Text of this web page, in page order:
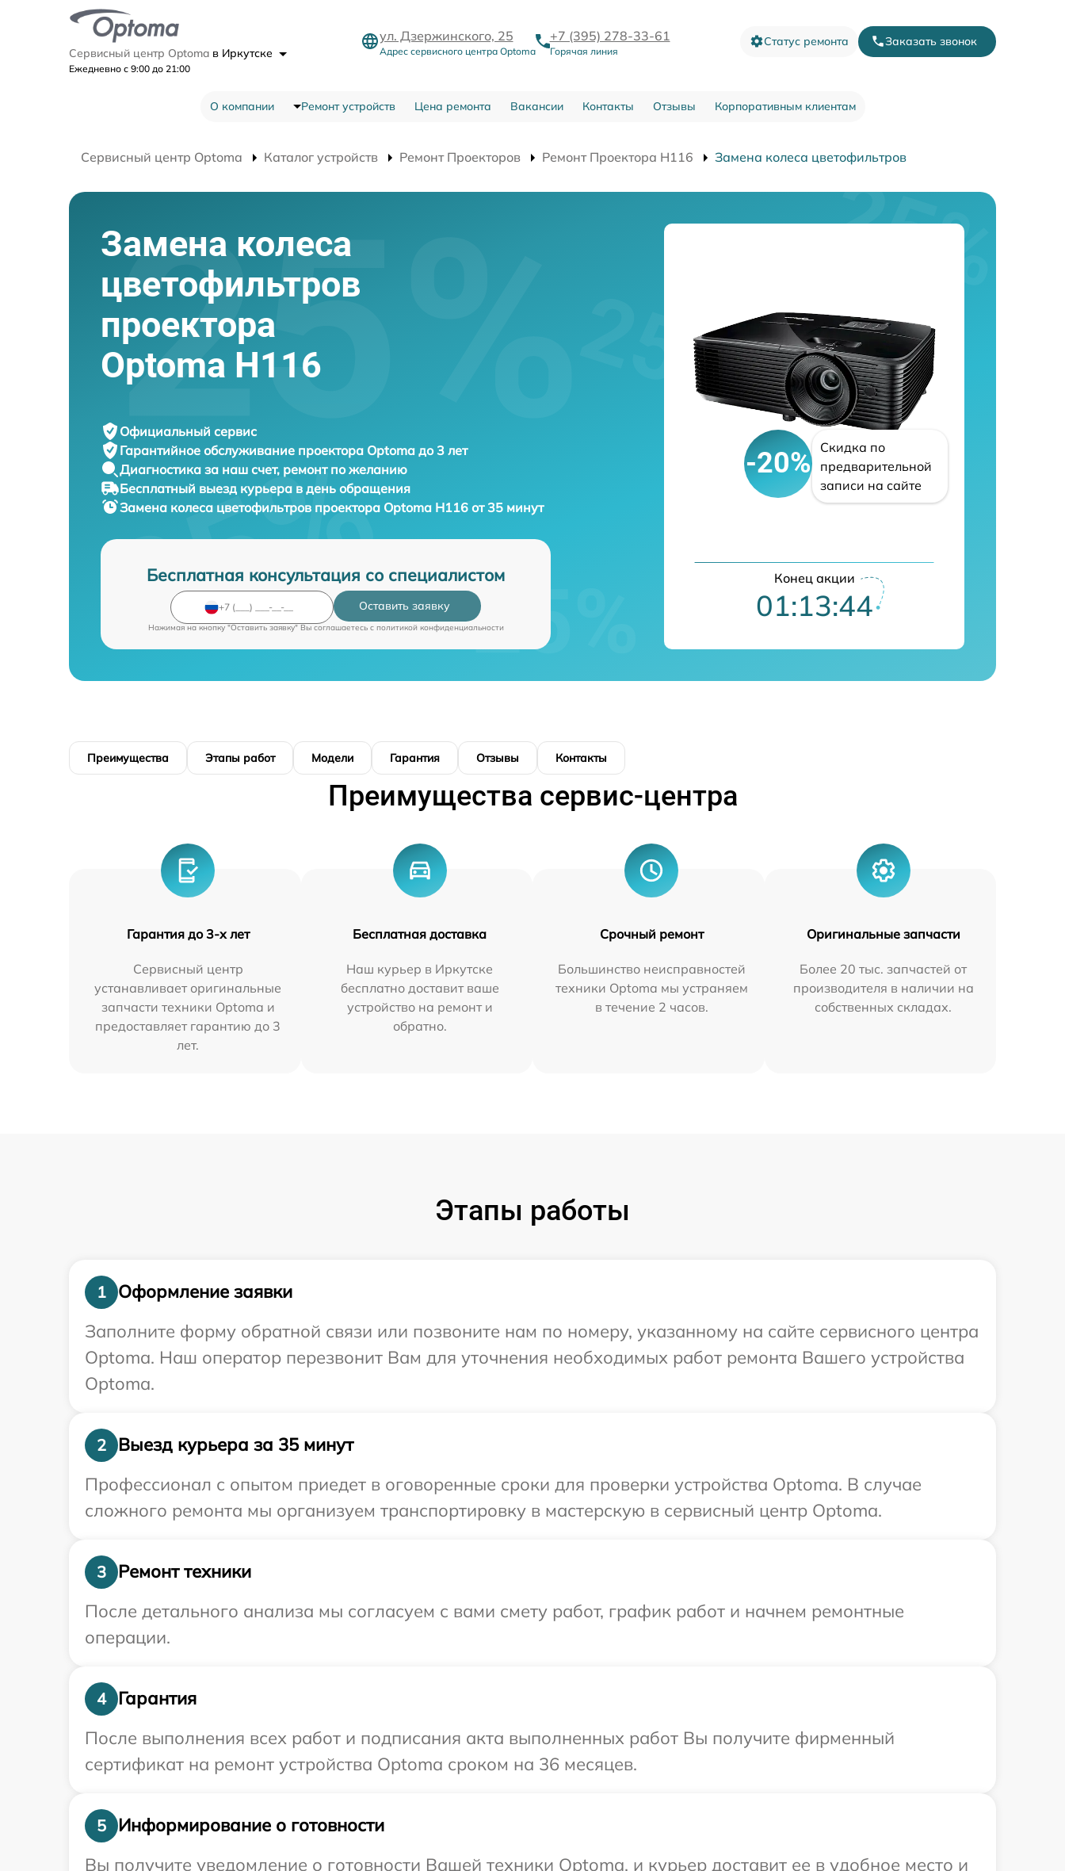
Сервисный центр Optoma в Иркутске
Ежедневно с 9:00 до 21:00
ул. Дзержинского, 25
Адрес сервисного центра Optoma
+7 (395) 278-33-61
Горячая линия
Статус ремонта Заказать звонок
О компании Ремонт устройств Цена ремонта Вакансии Контакты Отзывы Корпоративным клиентам
Сервисный центр Optoma Каталог устройств Ремонт Проекторов Ремонт Проектора H116 Замена колеса цветофильтров
Замена колеса
цветофильтров
проектора
Optoma H116
Официальный сервис
Гарантийное обслуживание проектора Optoma до 3 лет
Диагностика за наш счет, ремонт по желанию
Бесплатный выезд курьера в день обращения
Замена колеса цветофильтров проектора Optoma H116 от 35 минут
Бесплатная консультация со специалистом
Оставить заявку
Нажимая на кнопку "Оставить заявку" Вы соглашаетесь c политикой конфиденциальности
-20%
Скидка по
предварительной
записи на сайте
Конец акции
01:13:43
Преимущества Этапы работ Модели Гарантия Отзывы Контакты
Преимущества сервис-центра
Гарантия до 3-х лет
Сервисный центр
устанавливает оригинальные
запчасти техники Optoma и
предоставляет гарантию до 3
лет.
Бесплатная доставка
Наш курьер в Иркутске
бесплатно доставит ваше
устройство на ремонт и
обратно.
Срочный ремонт
Большинство неисправностей
техники Optoma мы устраняем
в течение 2 часов.
Оригинальные запчасти
Более 20 тыс. запчастей от
производителя в наличии на
собственных складах.
Этапы работы
1
Оформление заявки
Заполните форму обратной связи или позвоните нам по номеру, указанному на сайте сервисного центра
Optoma. Наш оператор перезвонит Вам для уточнения необходимых работ ремонта Вашего устройства
Optoma.
2
Выезд курьера за 35 минут
Профессионал с опытом приедет в оговоренные сроки для проверки устройства Optoma. В случае
сложного ремонта мы организуем транспортировку в мастерскую в сервисный центр Optoma.
3
Ремонт техники
После детального анализа мы согласуем с вами смету работ, график работ и начнем ремонтные
операции.
4
Гарантия
После выполнения всех работ и подписания акта выполненных работ Вы получите фирменный
сертификат на ремонт устройства Optoma сроком на 36 месяцев.
5
Информирование о готовности
Вы получите уведомление о готовности Вашей техники Optoma, и курьер доставит ее в удобное место и